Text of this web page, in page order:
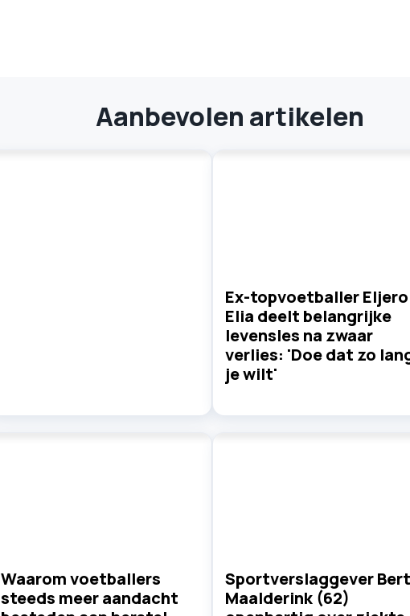
Aanbevolen artikelen
Ex-topvoetballer Eljero
Elia deelt belangrijke
levensles na zwaar
verlies: 'Doe dat zo
je wilt'
Waarom voetballers
steeds meer aandacht
Sportverslaggever Bert
Maalderink (62)